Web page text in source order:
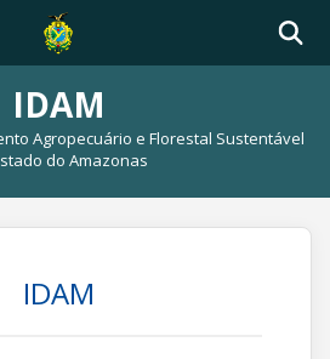
IDAM
Agropecuário e Florestal Sustentável
do Amazonas
IDAM